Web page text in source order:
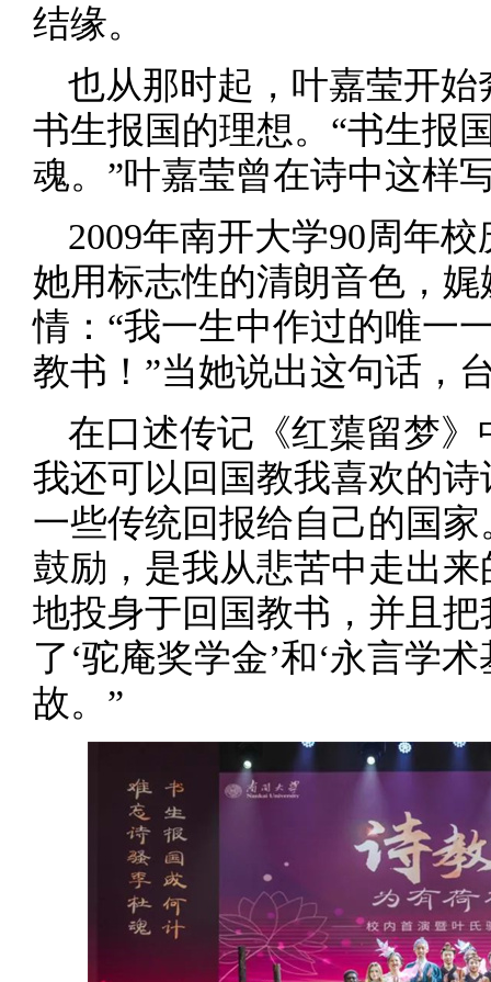
结缘。
也从那时起，叶嘉莹开
书生报国的理想。“书生报
魂。”叶嘉莹曾在诗中这样
2009年南开大学90周年
她用标志性的清朗音色，
情：“我一生中作过的唯一
教书！”当她说出这句话，
在口述传记《红蕖留梦
我还可以回国教我喜欢的
一些传统回报给自己的国
鼓励，是我从悲苦中走出
地投身于回国教书，并且
了‘驼庵奖学金’和‘永言学
故。”